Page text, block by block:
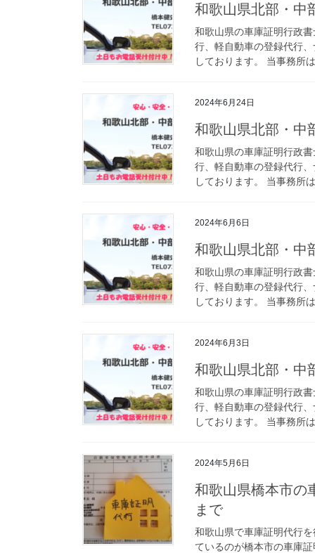
和歌山県北部・
和歌山県の車庫証明行政
行、軽自動車の登録代行
しております。 当事務所
2024年6月24日
和歌山県北部・
和歌山県の車庫証明行政
行、軽自動車の登録代行
しております。 当事務所
2024年6月6日
和歌山県北部・
和歌山県の車庫証明行政
行、軽自動車の登録代行
しております。 当事務所
2024年6月3日
和歌山県北部・
和歌山県の車庫証明行政
行、軽自動車の登録代行
しております。 当事務所
2024年5月6日
和歌山県橋本市
まで
和歌山県で車庫証明代行
ているのが橋本市の車庫